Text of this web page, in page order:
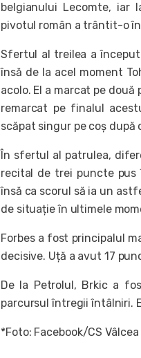
belgianului Lecomte,
pivotul român a trântit-o în
Sfertul al treilea a
însă de la acel moment
acolo. El a marcat pe
remarcat pe finalul
scăpat singur pe coș după
În sfertul al patrulea,
recital de trei puncte pus
însă ca scorul să ia un
de situație în ultimele
Forbes a fost principalul
decisive. Uță a avut 17
De la Petrolul, Brkic a
parcursul întregii întâlniri.
*Foto: Facebook/CS Vâlcea